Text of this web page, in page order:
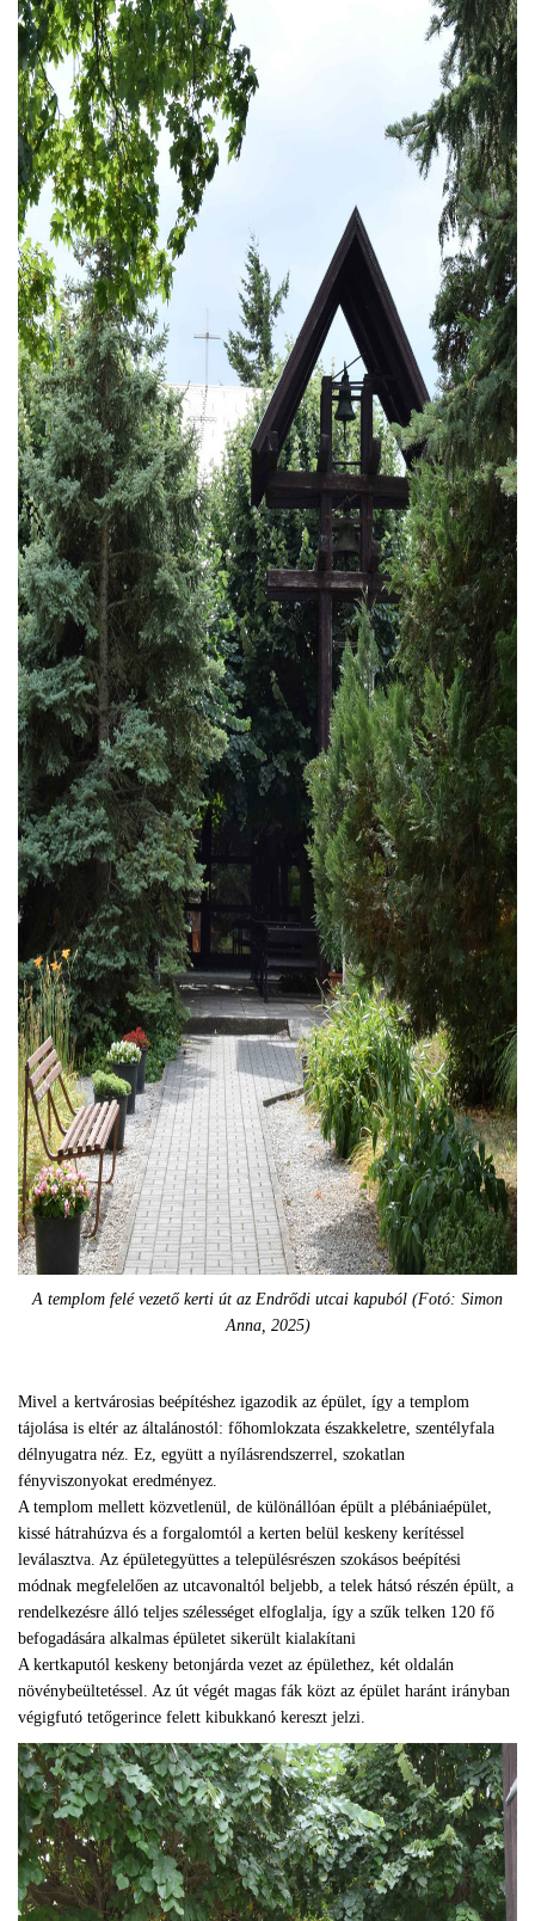
A templom felé vezető kerti út az Endrődi utcai kapuból (Fotó: Simon
Anna, 2025)
Mivel a kertvárosias beépítéshez igazodik az épület, így a templom
tájolása is eltér az általánostól: főhomlokzata északkeletre, szentélyfala
délnyugatra néz. Ez, együtt a nyílásrendszerrel, szokatlan
fényviszonyokat eredményez.
A templom mellett közvetlenül, de különállóan épült a plébániaépület,
kissé hátrahúzva és a forgalomtól a kerten belül keskeny kerítéssel
leválasztva. Az épületegyüttes a településrészen szokásos beépítési
módnak megfelelően az utcavonaltól beljebb, a telek hátsó részén épült, a
rendelkezésre álló teljes szélességet elfoglalja, így a szűk telken 120 fő
befogadására alkalmas épületet sikerült kialakítani
A kertkaputól keskeny betonjárda vezet az épülethez, két oldalán
növénybeültetéssel. Az út végét magas fák közt az épület haránt irányban
végigfutó tetőgerince felett kibukkanó kereszt jelzi.